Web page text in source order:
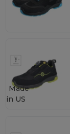
Made
in US